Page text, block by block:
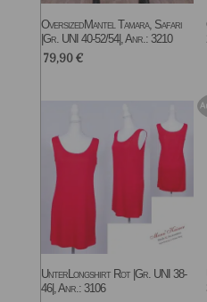
OversizedMantel Tamara, Safari
|Gr. UNI 40-52/54|, Anr.: 3210
79,90€
UnterLongshirt Rot |Gr. UNI 38-
46|, Anr.: 3106